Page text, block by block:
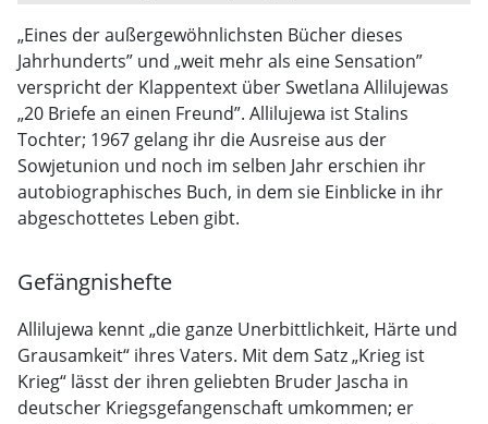
„Eines der außergewöhnlichsten Bücher dieses
Jahrhunderts” und „weit mehr als eine Sensation”
verspricht der Klappentext über Swetlana Allilujewas
„20 Briefe an einen Freund”. Allilujewa ist Stalins
Tochter; 1967 gelang ihr die Ausreise aus der
Sowjetunion und noch im selben Jahr erschien ihr
autobiographisches Buch, in dem sie Einblicke in ihr
abgeschottetes Leben gibt.
Gefängnishefte
Allilujewa kennt „die ganze Unerbittlichkeit, Härte und
Grausamkeit“ ihres Vaters. Mit dem Satz „Krieg ist
Krieg“ lässt der ihren geliebten Bruder Jascha in
deutscher Kriegsgefangenschaft umkommen; er